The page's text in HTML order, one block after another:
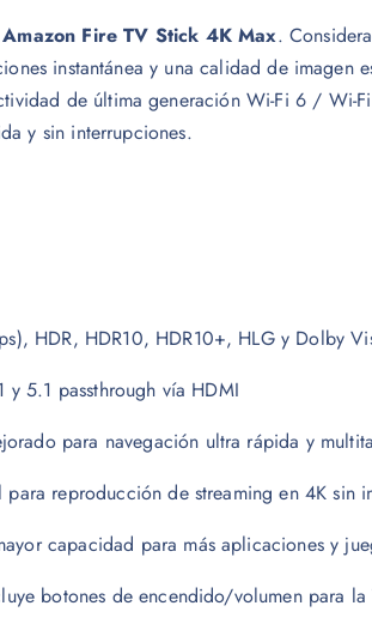
Amazon Fire TV Stick 4K Max.
instantánea y una calidad de
de última generación Wi-Fi 6 /
y sin interrupciones.
HDR, HDR10, HDR10+, HLG y Dolby
5.1 passthrough vía HDMI
para navegación ultra rápida y
reproducción de streaming en 4K sin
capacidad para más aplicaciones y
botones de encendido/volumen para la